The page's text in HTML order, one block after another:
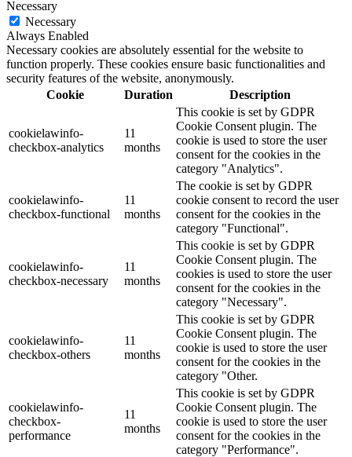
Necessary
Necessary
Always Enabled
Necessary cookies are absolutely essential for the website to
function properly. These cookies ensure basic functionalities and
security features of the website, anonymously.
Cookie
Duration Description
cookielawinfo-
checkbox-analytics
11
months
This cookie is set by GDPR
Cookie Consent plugin. The
cookie is used to store the user
consent for the cookies in the
category "Analytics".
cookielawinfo-
checkbox-functional
11
months
The cookie is set by GDPR
cookie consent to record the user
consent for the cookies in the
category "Functional".
cookielawinfo-
checkbox-necessary
11
months
This cookie is set by GDPR
Cookie Consent plugin. The
cookies is used to store the user
consent for the cookies in the
category "Necessary".
cookielawinfo-
checkbox-others
11
months
This cookie is set by GDPR
Cookie Consent plugin. The
cookie is used to store the user
consent for the cookies in the
category "Other.
cookielawinfo-
checkbox-
performance
11
months
This cookie is set by GDPR
Cookie Consent plugin. The
cookie is used to store the user
consent for the cookies in the
category "Performance".